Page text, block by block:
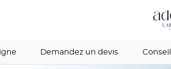
Demandez un devis